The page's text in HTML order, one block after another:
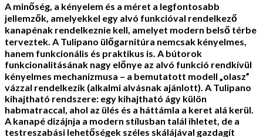
A minőség, a kényelem és a méret a legfontosabb
jellemzők, amelyekkel egy alvó funkcióval rendelkező
kanapénak rendelkeznie kell, amelyet modern belső térbe
terveztek. A Tulipano ülőgarnitúra nemcsak kényelmes,
hanem funkcionális és praktikus is. A bútorok
funkcionalitásának nagy előnye az alvó funkció rendkívül
kényelmes mechanizmusa – a bemutatott modell „olasz”
vázzal rendelkezik (alkalmi alvásnak ajánlott). A Tulipano
kihajtható rendszere: egy kihajtható ágy külön
habmatraccal, ahol az ülés és a háttámla a keret alá kerül.
A kanapé dizájnja a modern stílusban talál ihletet, de a
testreszabási lehetőségek széles skálájával gazdagít